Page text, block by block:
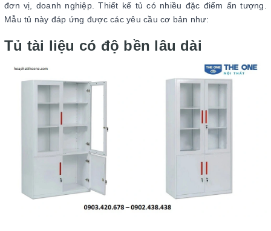
đơn vị, doanh nghiệp. Thiết kế tủ có nhiều đặc điểm ấn tượng.
Mẫu tủ này đáp ứng được các yêu cầu cơ bản như:
Tủ tài liệu có độ bền lâu dài